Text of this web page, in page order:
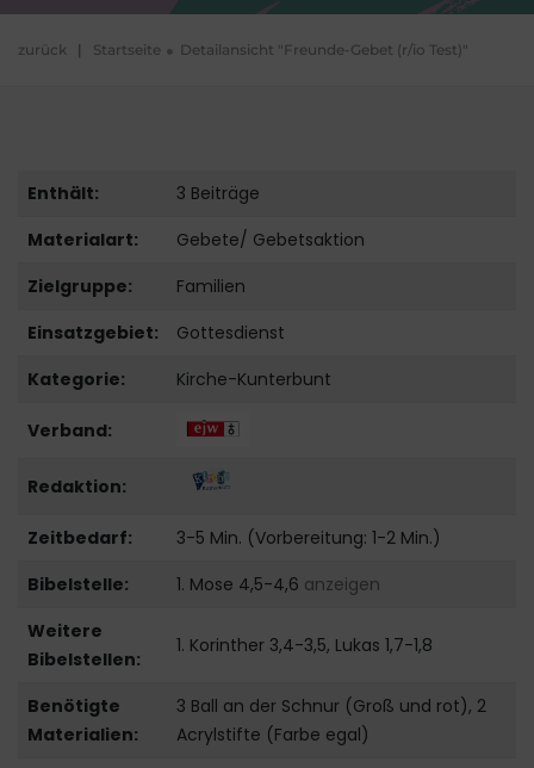
zurück | Startseite Detailansicht "Freunde-Gebet (r/io Test)"
Enthält:
3 Beiträge
Materialart:
Gebete/ Gebetsaktion
Zielgruppe:
Familien
Einsatzgebiet:
Gottesdienst
Kategorie:
Kirche-Kunterbunt
Verband:
Redaktion:
Zeitbedarf:
3-5 Min. (Vorbereitung: 1-2 Min.)
Bibelstelle:
1. Mose 4,5-4,6 anzeigen
Weitere
Bibelstellen:
1. Korinther 3,4-3,5, Lukas 1,7-1,8
Benötigte
Materialien:
3 Ball an der Schnur (Groß und rot), 2
Acrylstifte (Farbe egal)